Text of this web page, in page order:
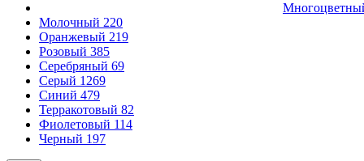
Молочный 220
Оранжевый 219
Розовый 385
Серебряный 69
Серый 1269
Синий 479
Терракотовый 82
Фиолетовый 114
Черный 197